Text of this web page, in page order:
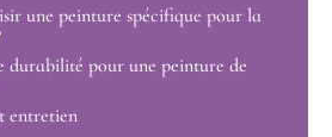
une peinture spécifique pour la
durabilité pour une peinture de
entretien